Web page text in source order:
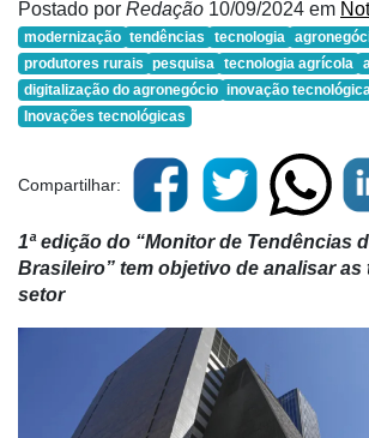
Postado por Redação 10/09/2024 em
modernização tendências tecnologia
produtores rurais pesquisa tecnologia agrícola
digitalização do agronegócio inovação
Inovações tecnológicas
Compartilhar:
1ª edição do “Monitor de Tendências
Brasileiro” tem objetivo de analisar
setor